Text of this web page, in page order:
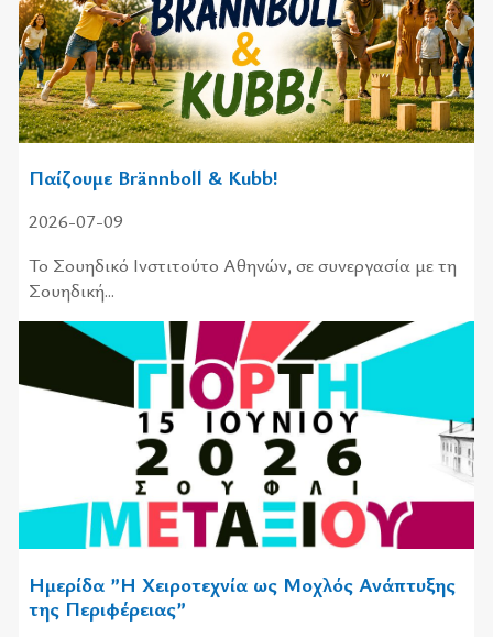
Παίζουμε Brännboll & Kubb!
2026-07-09
Το Σουηδικό Ινστιτούτο Αθηνών, σε συνεργασία με τη
Σουηδική...
Ημερίδα ”Η Χειροτεχνία ως Μοχλός Ανάπτυξης
της Περιφέρειας”